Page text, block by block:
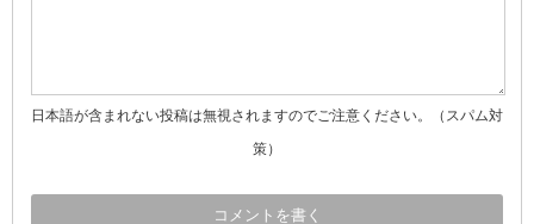
日本語が含まれない投稿は無視されますのでご注意ください。（スパム対
策）